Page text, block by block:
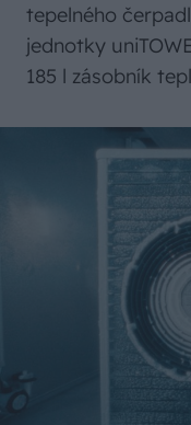
tepelného
jednotky
185 l zásobník